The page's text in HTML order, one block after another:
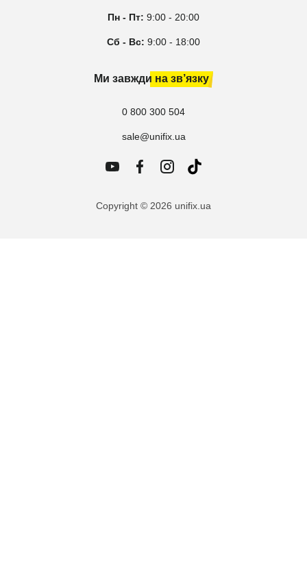
Copyright © 2026 unifix.ua
Пн - Пт: 9:00 - 20:00
Сб - Вс: 9:00 - 18:00
Ми завжди на зв’язку
0 800 300 504
sale@unifix.ua